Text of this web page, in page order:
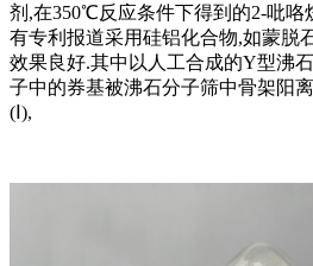
剂,在350℃反应条件下得到的2-吡咯
有专利报道采用硅铝化合物,如蒙脱
效果良好.其中以人工合成的Y型沸
子中的券基被沸石分子筛中骨架阳
(Ⅰ),